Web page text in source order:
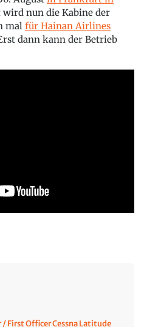
wird nun die Kabine der
mal für Hainan Airlines
dann kann der Betrieb
First Officer Cessna Latitude